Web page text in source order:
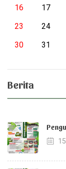
16
17
23
24
30
31
Berita